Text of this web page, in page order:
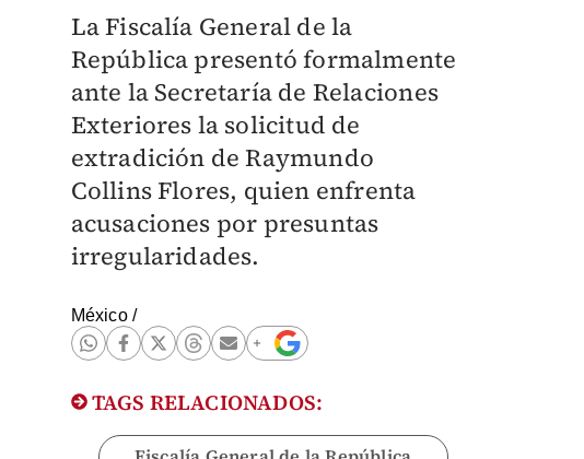
La Fiscalía General de la
República presentó formalmente
ante la Secretaría de Relaciones
Exteriores la solicitud de
extradición de Raymundo
Collins Flores, quien enfrenta
acusaciones por presuntas
irregularidades.
México/
TAGS RELACIONADOS: